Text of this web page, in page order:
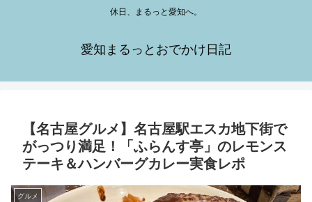
休日、まるっと愛知へ。
愛知まるっとおでかけ日記
【名古屋グルメ】名古屋駅エスカ地下街で
がっつり満足！「ふらんす亭」のレモンス
テーキ＆ハンバーグカレー実食レポ
グルメ